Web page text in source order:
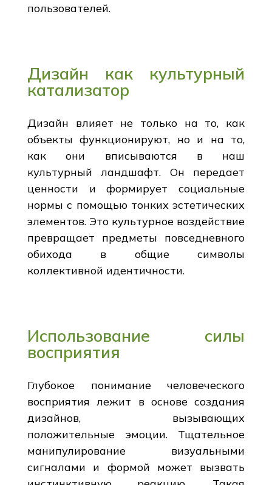
пользователей.
Дизайн как культурный
катализатор
Дизайн влияет не только на то, как
объекты функционируют, но и на то,
как они вписываются в наш
культурный ландшафт. Он передает
ценности и формирует социальные
нормы с помощью тонких эстетических
элементов. Это культурное воздействие
превращает предметы повседневного
обихода в общие символы
коллективной идентичности.
Использование силы
восприятия
Глубокое понимание человеческого
восприятия лежит в основе создания
дизайнов, вызывающих
положительные эмоции. Тщательное
манипулирование визуальными
сигналами и формой может вызвать